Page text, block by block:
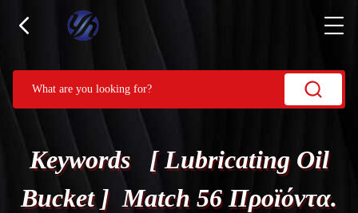
Keywords [ Lubricating Oil
Bucket ] Match 56 Προϊόντα.